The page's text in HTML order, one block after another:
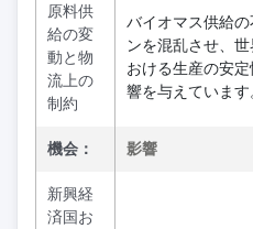
原料供
給の変
動と物
流上の
制約
バイオマス供給
ンを混乱させ、
おける生産の安
響を与えています
機会： 影響
新興経
済国お